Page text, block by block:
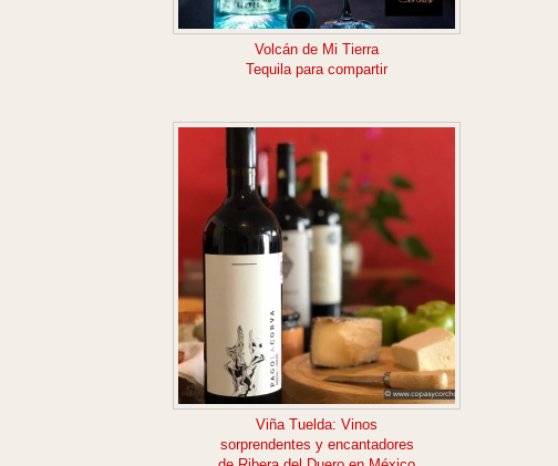
Volcán de Mi Tierra
Tequila para compartir
Viña Tuelda: Vinos
sorprendentes y encantadores